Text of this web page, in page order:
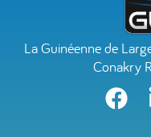
La Guinéenne de
Conakry